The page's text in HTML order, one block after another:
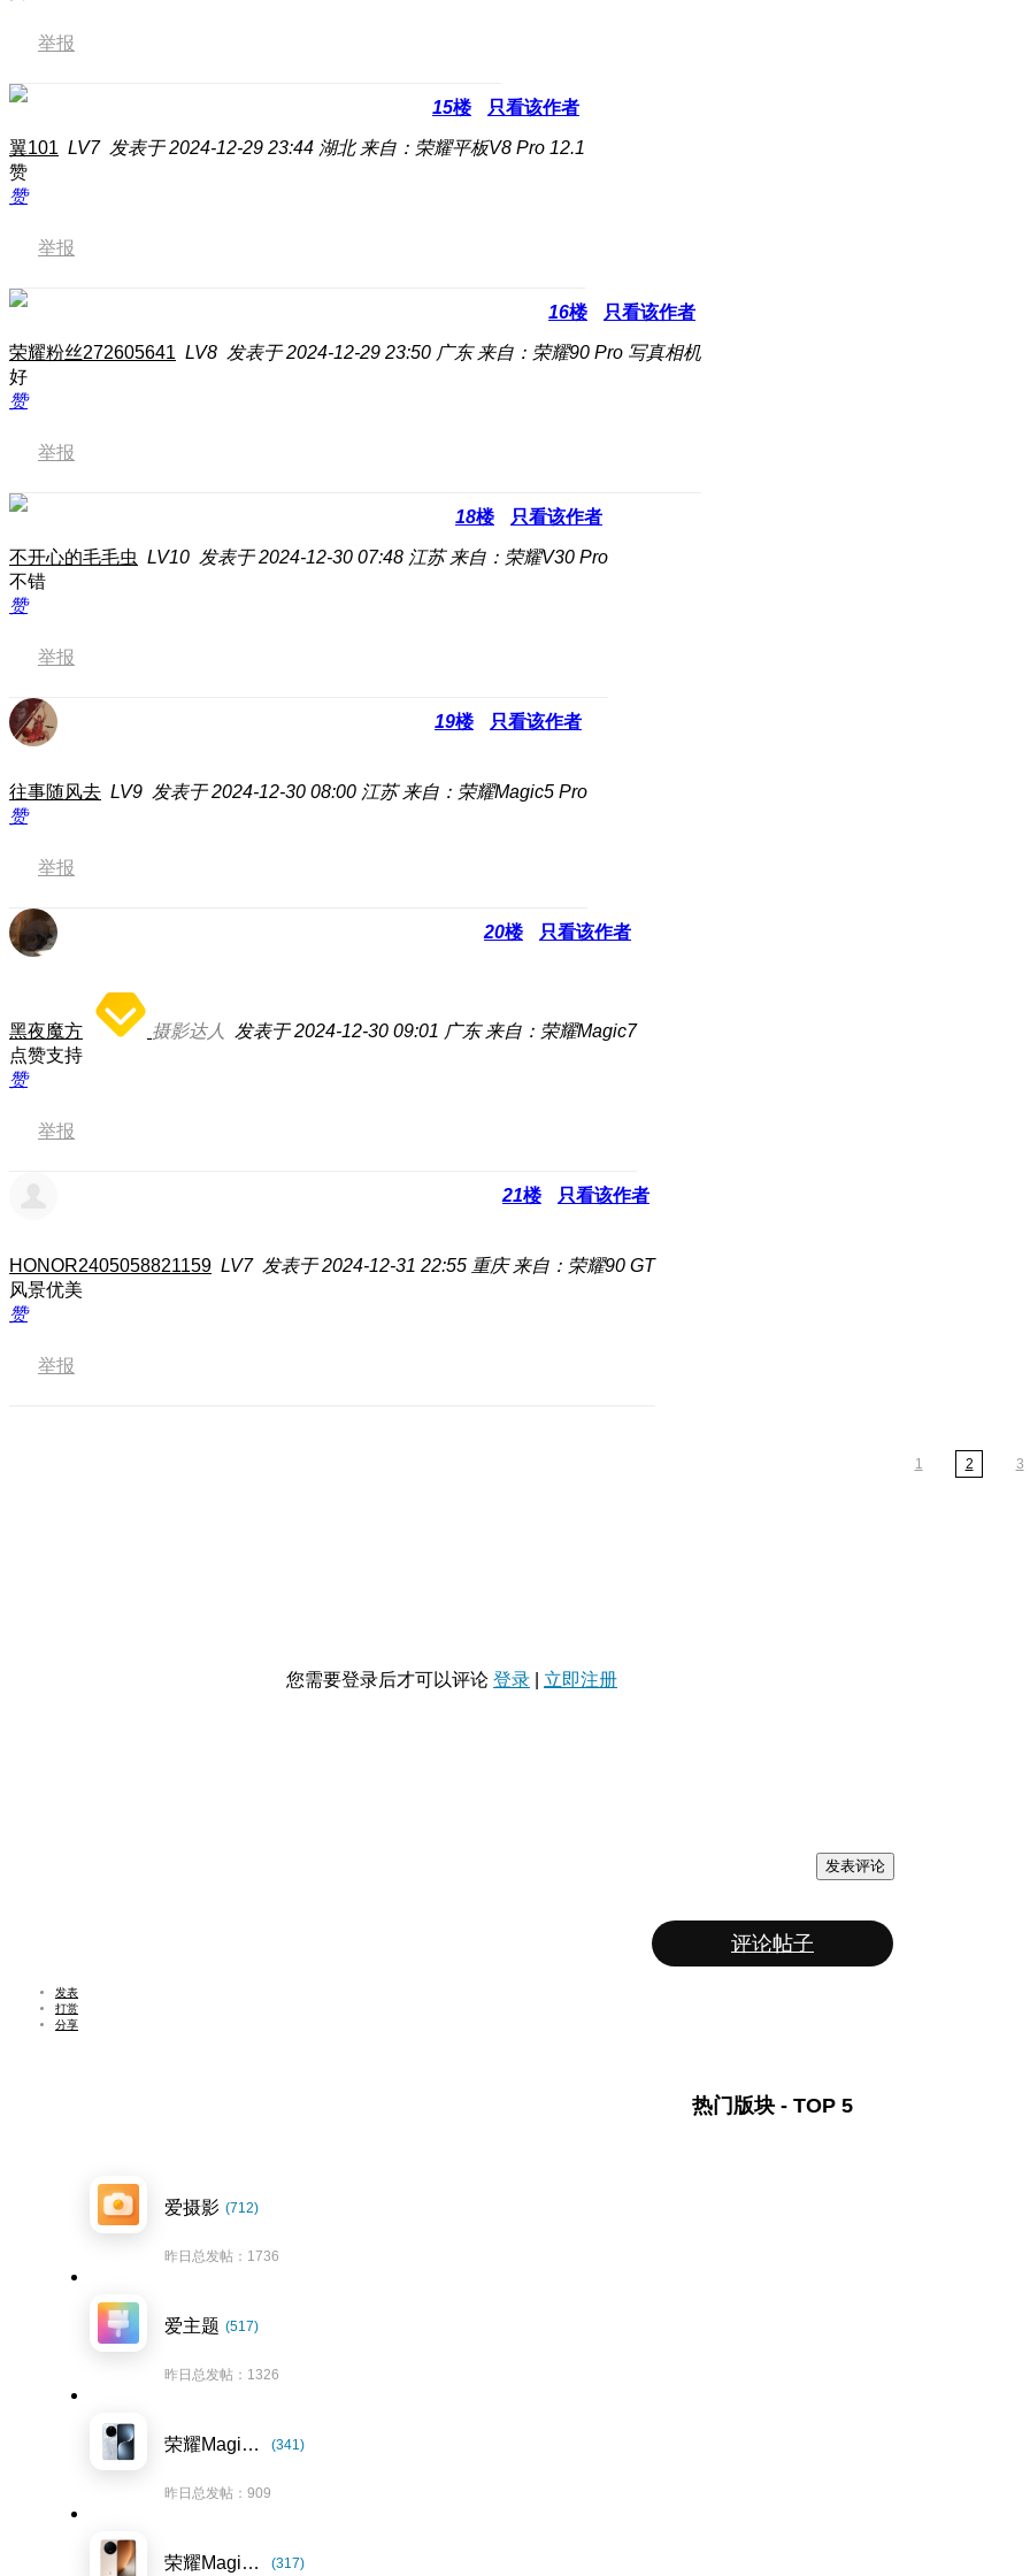
举报
15楼 只看该作者
翼101 LV7 发表于 2024-12-29 23:44 湖北 来自：荣耀平板V8 Pro 12.1
赞
赞
举报
16楼 只看该作者
荣耀粉丝272605641 LV8 发表于 2024-12-29 23:50 广东 来自：荣耀90 Pro 写真相机
好
赞
举报
18楼 只看该作者
不开心的毛毛虫 LV10 发表于 2024-12-30 07:48 江苏 来自：荣耀V30 Pro
不错
赞
举报
19楼 只看该作者
往事随风去 LV9 发表于 2024-12-30 08:00 江苏 来自：荣耀Magic5 Pro
赞
举报
20楼 只看该作者
黑夜魔方 摄影达人 发表于 2024-12-30 09:01 广东 来自：荣耀Magic7
点赞支持
赞
举报
21楼 只看该作者
HONOR2405058821159 LV7 发表于 2024-12-31 22:55 重庆 来自：荣耀90 GT
风景优美
赞
举报
1 2 3
您需要登录后才可以评论 登录 立即注册
发表评论
评论帖子
发表
打赏
分享
热门版块 - TOP 5
爱摄影 (712)
昨日总发帖：1736
爱主题 (517)
昨日总发帖：1326
荣耀Magic7系列 (341)
昨日总发帖：909
荣耀Magic8系列 (317)